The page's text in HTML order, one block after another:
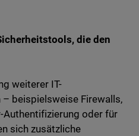
die den
weiterer IT-
beispielsweise Firewalls,
oder für
sich zusätzliche